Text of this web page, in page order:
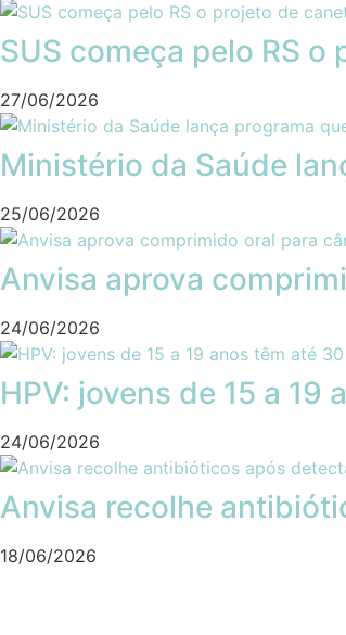
SUS começa pelo RS
27/06/2026
Ministério da Saúde
25/06/2026
Anvisa aprova
24/06/2026
HPV: jovens de 15 a
24/06/2026
Anvisa recolhe
18/06/2026